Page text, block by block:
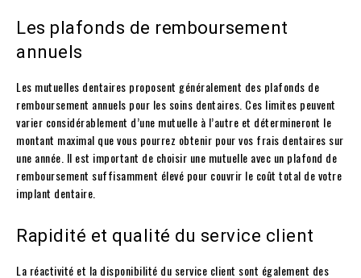
Les plafonds de remboursement
annuels
Les mutuelles dentaires proposent généralement des plafonds de
remboursement annuels pour les soins dentaires. Ces limites peuvent
varier considérablement d’une mutuelle à l’autre et détermineront le
montant maximal que vous pourrez obtenir pour vos frais dentaires sur
une année. Il est important de choisir une mutuelle avec un plafond de
remboursement suffisamment élevé pour couvrir le coût total de votre
implant dentaire.
Rapidité et qualité du service client
La réactivité et la disponibilité du service client sont également des